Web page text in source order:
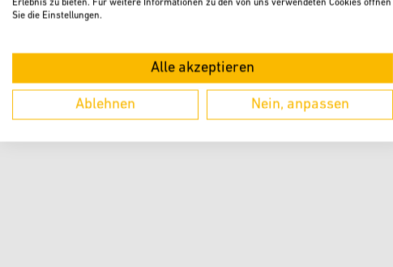
Erlebnis zu bieten. Für weitere Informationen zu den von uns verwendeten Cookies öffnen
Sie die Einstellungen.
Alle akzeptieren
Ablehnen Nein, anpassen